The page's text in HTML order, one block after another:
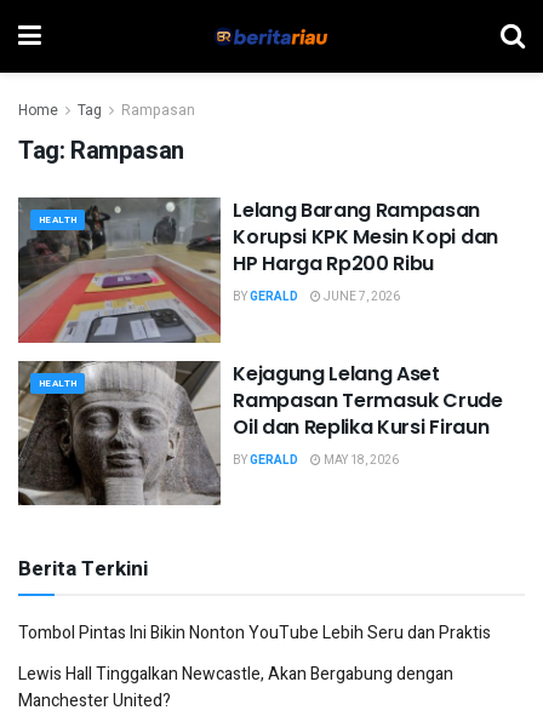
Home Tag Rampasan
Tag: Rampasan
HEALTH
Lelang Barang Rampasan
Korupsi KPK Mesin Kopi dan
HP Harga Rp200 Ribu
BYGERALD JUNE 7, 2026
HEALTH
Kejagung Lelang Aset
Rampasan Termasuk Crude
Oil dan Replika Kursi Firaun
BYGERALD MAY 18, 2026
Berita Terkini
Tombol Pintas Ini Bikin Nonton YouTube Lebih Seru dan Praktis
Lewis Hall Tinggalkan Newcastle, Akan Bergabung dengan
Manchester United?